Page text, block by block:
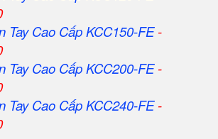
Tay Cao Cấp KCC150-FE-
Tay Cao Cấp KCC200-FE-
Tay Cao Cấp KCC240-FE-